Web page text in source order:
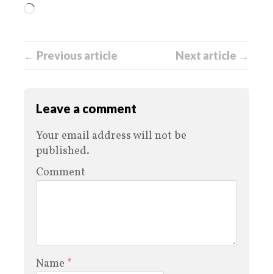
← Previous article Next article →
Leave a comment
Your email address will not be
published.
Comment
Name *